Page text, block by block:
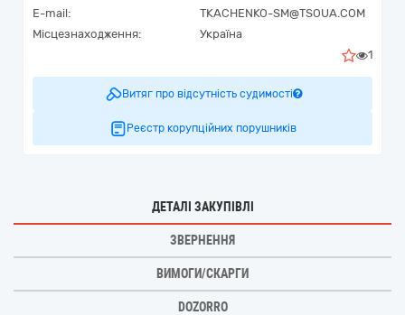
E-mail:
TKACHENKO-SM@TSOUA.COM
Місцезнаходження:
Україна
1
Витяг про відсутність судимості
Реєстр корупційних порушників
ДЕТАЛІ ЗАКУПІВЛІ
ЗВЕРНЕННЯ
ВИМОГИ/СКАРГИ
DOZORRO